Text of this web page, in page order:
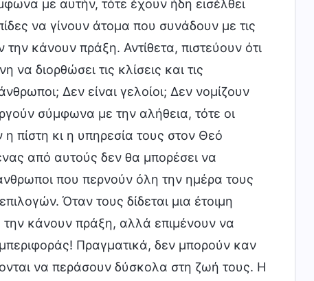
με αυτήν, τότε έχουν ήδη εισέλθει
να γίνουν άτομα που συνάδουν με τις
κάνουν πράξη. Αντίθετα, πιστεύουν ότι
να διορθώσει τις κλίσεις και τις
Δεν είναι γελοίοι; Δεν νομίζουν
σύμφωνα με την αλήθεια, τότε οι
πίστη κι η υπηρεσία τους στον Θεό
από αυτούς δεν θα μπορέσει να
που περνούν όλη την ημέρα τους
Όταν τους δίδεται μια έτοιμη
την κάνουν πράξη, αλλά επιμένουν να
Πραγματικά, δεν μπορούν καν
να περάσουν δύσκολα στη ζωή τους. Η